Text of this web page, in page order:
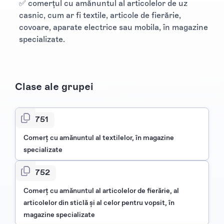
✅ comerţul cu amănuntul al articolelor de uz
casnic, cum ar fi textile, articole de fierărie,
covoare, aparate electrice sau mobila, în magazine
specializate.
Clase ale grupei
4751
Comerţ cu amănuntul al textilelor, în magazine
specializate
4752
Comerţ cu amănuntul al articolelor de fierărie, al
articolelor din sticlă şi al celor pentru vopsit, în
magazine specializate